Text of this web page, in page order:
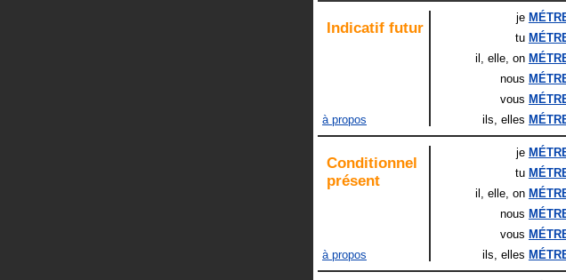
Indicatif futur
à propos
je
tu
il , elle, on
nous
vous
ils, elles
Conditionnel
présent
à propos
je
tu
il , elle, on
nous
vous
ils, elles